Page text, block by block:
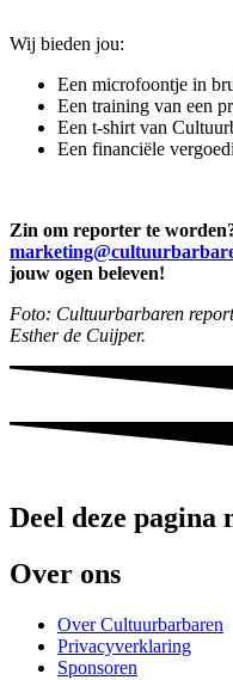
Wij bieden jou:
Een microfoontje in
Een training van een
Een t-shirt van
Een financiële
Zin om reporter te
jouw ogen beleven!
Foto: Cultuurbarbaren
Esther de Cuijper.
Deel deze pagina
Over ons
Over Cultuurbarbaren
Privacyverklaring
Sponsoren